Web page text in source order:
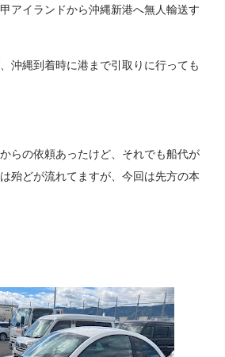
アイランドから沖縄新港へ無人輸送す
沖縄到着時に港まで引取りに行っても
らの依頼あったけど、それでも船代が
殆どが流れてますが、今回は先方の本